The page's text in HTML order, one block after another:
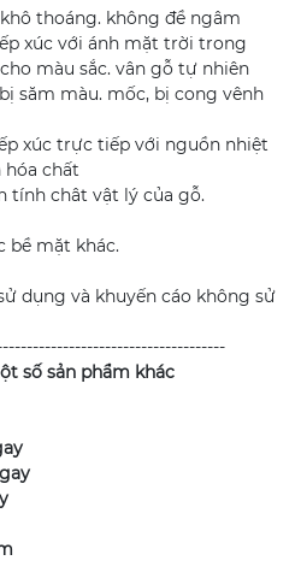
thoáng. không đề ngâm
xúc với ánh mặt trời trong
màu sắc. vân gỗ tự nhiên
săm màu. mốc, bị cong vênh
xúc trực tiếp với nguồn nhiệt
hóa chất
tính chât vật lý của gỗ.
bề mặt khác.
dụng và khuyến cáo không sử
số sản phẩm khác